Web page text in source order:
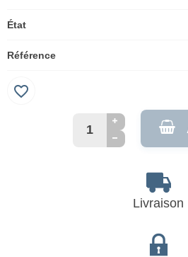
État
Référence
favorite_border
Livraison